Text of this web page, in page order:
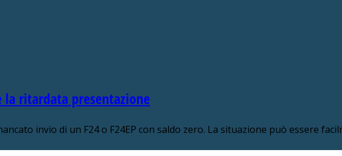
la ritardata presentazione
invio di un F24 o F24EP con saldo zero. La situazione può essere